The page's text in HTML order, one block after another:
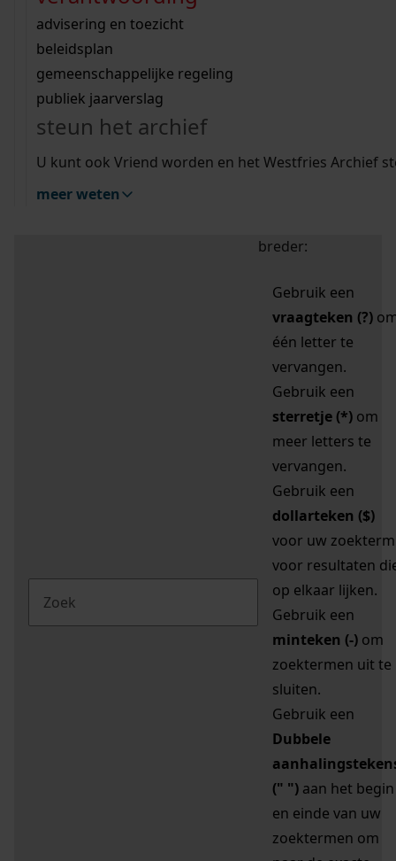
bouwvergunningen
omgevingsvergunningen
vergunningen
beeld en geluid
uitleg nodig?
Wij helpen u op weg met een aantal zoektips.
bekijk alle zoektips
Wij helpen u op weg met een aantal zoektips.
bekijk alle zoektips
bekijk ons geschiedenislokaal
advisering en toezicht
beleidsplan
gemeenschappelijke regeling
publiek jaarverslag
steun het archief
U kunt ook Vriend worden en het Westfries Archief
meer weten
zoektips
Mijn Studiezaal (inloggen)
uw zoekopdracht te
breder:
Gebruik een
vraagteken (?)
één letter te
vervangen.
Gebruik een
sterretje (*) om
meer letters te
vervangen.
Gebruik een
dollarteken ($)
voor uw zoekterm
voor resultaten
op elkaar lijken.
Gebruik een
minteken (-) om
zoektermen uit te
sluiten.
Gebruik een
Dubbele
(" ") aan het begin
en einde van uw
zoektermen om